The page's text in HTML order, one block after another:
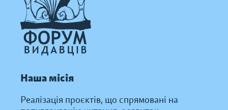
Наша місія
Реалізація проєктів, що спрямовані на